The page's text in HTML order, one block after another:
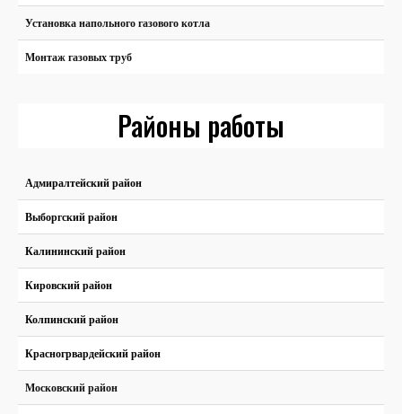
Установка напольного газового котла
Монтаж газовых труб
Районы работы
Адмиралтейский район
Выборгский район
Калининский район
Кировский район
Колпинский район
Красногрвардейский район
Московский район